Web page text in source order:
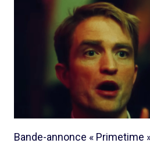
Bande-annonce « Primetime